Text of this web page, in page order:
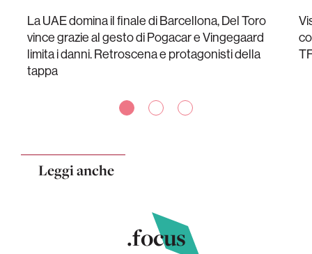
La UAE domina il finale di Barcellona, Del Toro
vince grazie al gesto di Pogacar e Vingegaard
limita i danni. Retroscena e protagonisti della
tappa
Leggi anche
.focus